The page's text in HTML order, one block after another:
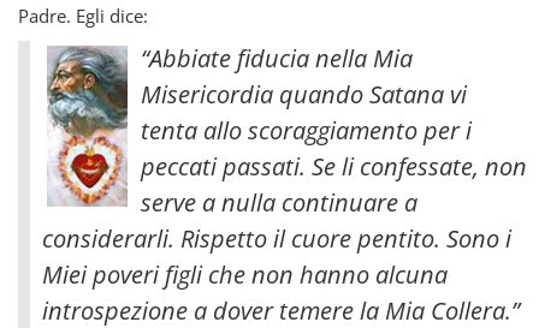
Padre. Egli dice:
“Abbiate fiducia nella Mia
Misericordia quando Satana vi
tenta allo scoraggiamento per i
peccati passati. Se li confessate, non
serve a nulla continuare a
considerarli. Rispetto il cuore pentito. Sono i
Miei poveri figli che non hanno alcuna
introspezione a dover temere la Mia Collera.”